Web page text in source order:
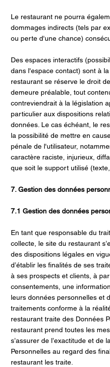
Le restaurant ne pourra
dommages indirects (tels par
ou perte d'une chance)
Des espaces interactifs
dans l'espace contact) sont à
restaurant se réserve le droit
demeure préalable, tout
contreviendrait à la législation
particulier aux dispositions
données. Le cas échéant, le
la possibilité de mettre en
pénale de l'utilisateur,
caractère raciste, injurieux,
que soit le support utilisé
7. Gestion des données
7.1 Gestion des données
En tant que responsable du
collecte, le site du restaurant
des dispositions légales en
d’établir les finalités de ses
à ses prospects et clients, à
consentements, une
leurs données personnelles et
traitements conforme à la
restaurant traite des Données
restaurant prend toutes les
s’assurer de l’exactitude et de
Personnelles au regard des
restaurant les traite.